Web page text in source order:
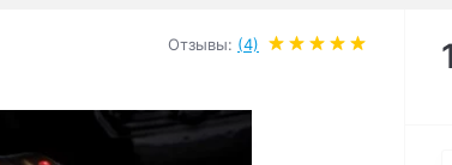
Отзывы: (4)